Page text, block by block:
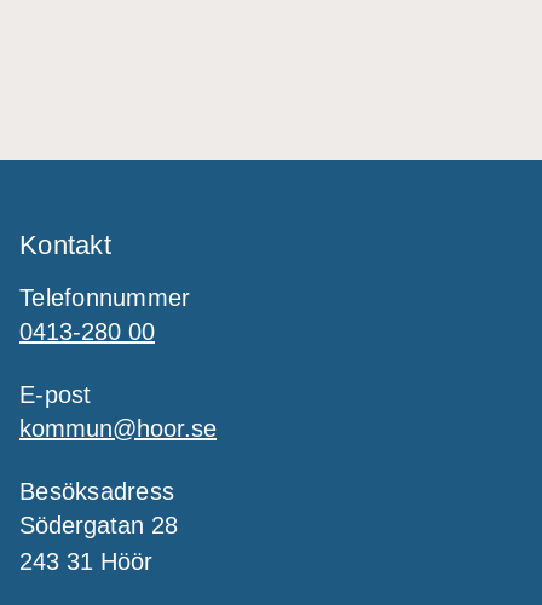
Kontakt
Telefonnummer
0413-280 00
E-post
kommun@hoor.se
Besöksadress
Södergatan 28
243 31 Höör